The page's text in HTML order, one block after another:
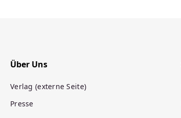
Über Uns
Verlag (externe Seite)
Presse